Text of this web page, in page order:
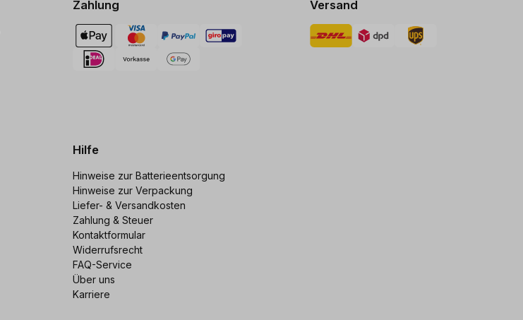
Zahlung Versand
Hilfe
Hinweise zur Batterieentsorgung
Hinweise zur Verpackung
Liefer- & Versandkosten
Zahlung & Steuer
Kontaktformular
Widerrufsrecht
FAQ-Service
Über uns
Karriere